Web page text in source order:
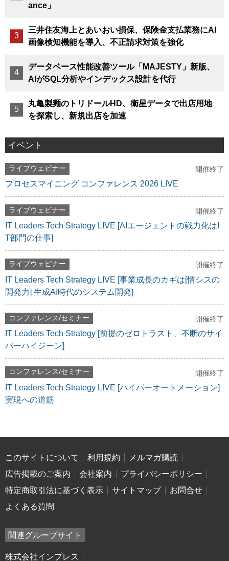
ance」
三井住友海上とあいおい損保、保険金支払業務にAI
画像検知機能を導入、不正請求対策を強化
データベース性能改善ツール「MAJESTY」新版、
AIがSQL分析やインデックス設計を代行
丸亀製麺のトリドールHD、衛星データで出店用地
を探索し、新規出店を加速
イベント
ライブウェビナー 開催終了
プロセスマイニング コンファレンス 2026 LIVE
ライブウェビナー 開催終了
IT Leaders Tech Strategy LIVE [AIエージェントの戦力化はI
T部門の仕事]
ライブウェビナー 開催終了
IT Leaders Tech Strategy LIVE [事業成長のカギは[情シスの
開発力] 生成AI時代のシステム開発]
コンファレンス/セミナー 開催終了
IT Leaders Tech Strategy [前提のゼロトラスト、不断のサイ
バーハイジーン]
コンファレンス/セミナー 開催終了
IT Leaders Tech Strategy LIVE [ハイパーオートメーション]
実現への道筋
このサイトについて 利用規約
メルマガ購読
広告掲載のご案内
会社案内
プライバシーポリシー
特定商取引法に基づく表示
サイトマップ
お問合せ
よくある質問
関連グループサイト
株式会社インプレス